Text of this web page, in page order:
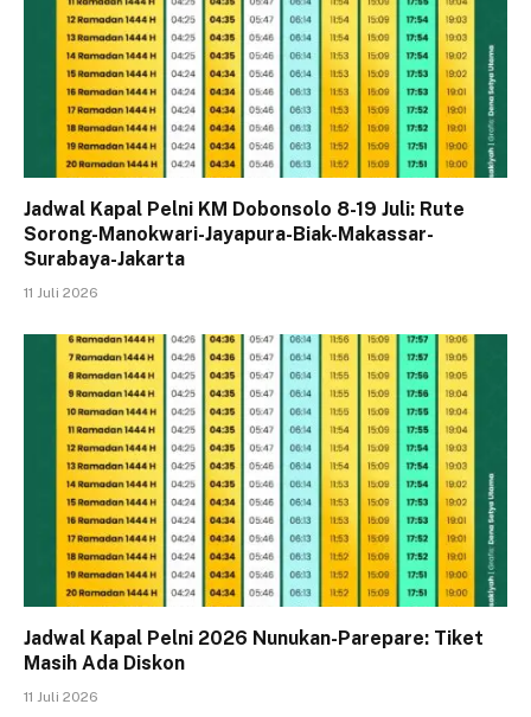
Jadwal Kapal Pelni KM Dobonsolo 8-19 Juli: Rute
Sorong-Manokwari-Jayapura-Biak-Makassar-
Surabaya-Jakarta
11 Juli 2026
Jadwal Kapal Pelni 2026 Nunukan-Parepare: Tiket
Masih Ada Diskon
11 Juli 2026